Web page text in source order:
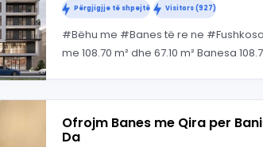
Përgjigjje të shpejtë Visitors (927)
#Bëhu me #Banes të re ne
me 108.70 m² dhe 67.10 m² Banesa
Ofrojm Banes me Qira per
Da